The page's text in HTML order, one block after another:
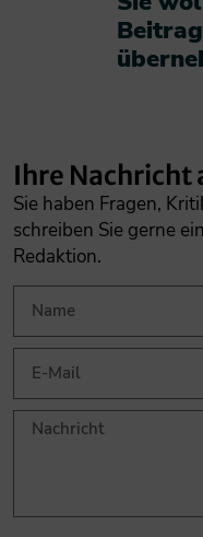
Ihre Nachricht
Sie haben Fragen,
schreiben Sie gerne
Redaktion.